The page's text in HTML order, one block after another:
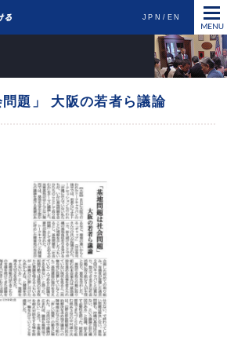
JPN EN
問題」 大阪の若者ら議論